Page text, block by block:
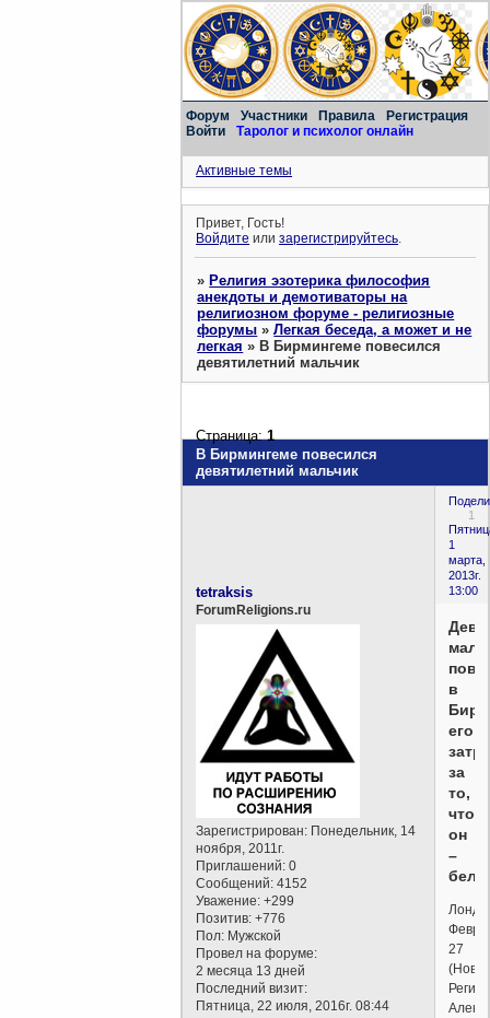
Форум Участники Правила
Регистрация
Войти
Таролог и психолог онлайн
Активные темы
Привет, Гость!
Войдите илизарегистрируйтесь.
»Религия эзотерика философия
анекдоты и демотиваторы на
религиозном форуме - религиозные
форумы »Легкая беседа, а может и не
легкая »В Бирмингеме повесился
девятилетний мальчик
В Бирмингеме повесился
девятилетний мальчик
Страница:1
1
1
марта,
2013г.
13:00
tetraksis
ForumReligions.ru
Зарегистрирован: Понедельник, 14
ноября, 2011г.
Приглашений: 0
Сообщений: 4152
Уважение: +299
Позитив: +776
Пол: Мужской
Провел на форуме:
2 месяца 13 дней
Последний визит:
Пятница, 22 июля, 2016г. 08:44
в
его
за
то,
что
он
–
27